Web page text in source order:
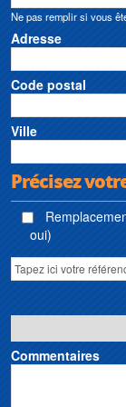
Ne pas remplir si vous
Adresse
Code postal
Ville
Précisez
oui)
Commentaires